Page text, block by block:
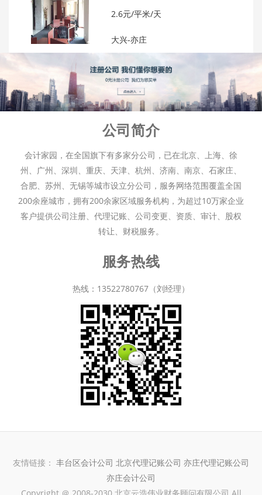
2.6元/平米/天
大兴-亦庄
公司简介
会计家园，在全国旗下有多家分公司，已在北京、上海、徐
州、广州、深圳、重庆、天津、杭州、济南、南京、石家庄、
合肥、苏州、无锡等城市设立分公司，服务网络范围覆盖全国
200余座城市，拥有200余家区域服务机构，为超过10万家企业
客户提供公司注册、代理记账、公司变更、资质、审计、股权
转让、财税服务。
服务热线
热线：13522780767（刘经理）
友情链接： 丰台区会计公司 北京代理记账公司 亦庄代理记账公司
亦庄会计公司